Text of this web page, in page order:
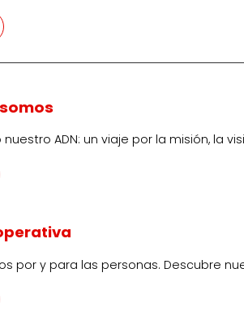
nuestro ADN: un viaje por la misión, la
por y para las personas. Descubre
su
comercial con un